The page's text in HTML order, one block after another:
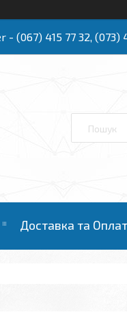
- (067) 415 77 32, (073)
Доставка та